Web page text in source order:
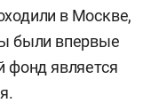
в Москве,
были впервые
фонд является